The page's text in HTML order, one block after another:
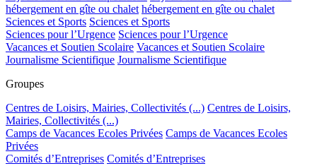
hébergement en gîte ou chalet hébergement en gîte ou chalet
Sciences et Sports Sciences et Sports
Sciences pour l’Urgence Sciences pour l’Urgence
Vacances et Soutien Scolaire Vacances et Soutien Scolaire
Journalisme Scientifique Journalisme Scientifique
Groupes
Centres de Loisirs, Mairies, Collectivités (...) Centres de Loisirs,
Mairies, Collectivités (...)
Camps de Vacances Ecoles Privées Camps de Vacances Ecoles
Privées
Comités d’Entreprises Comités d’Entreprises